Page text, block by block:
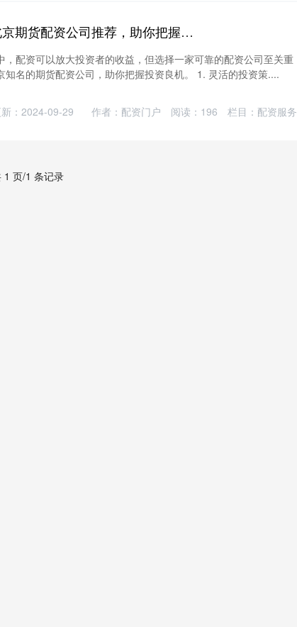
哪些股票配过股 北京期货配资公司推荐，助你把握投资良机
，配资可以放大投资者的收益，但选择一家可靠的配资公司至关重
知名的期货配资公司，助你把握投资良机。 1. 灵活的投资策....
：2024-09-29 作者：配资门户 阅读： 196 栏目： 配资服务
1 页/1 条记录